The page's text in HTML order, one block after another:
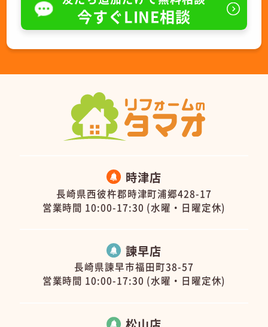
今すぐLINE相談
時津店
長崎県西彼杵郡時津町浦郷428-17
営業時間 10:00-17:30 (水曜・日曜定休)
諫早店
長崎県諫早市福田町38-57
営業時間 10:00-17:30 (水曜・日曜定休)